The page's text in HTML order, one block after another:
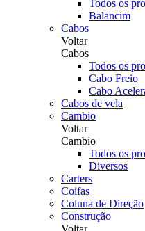
Todos os
Balancim
Cabos
Voltar
Cabos
Todos os
Cabo Freio
Cabo
Cabos de vela
Cambio
Voltar
Cambio
Todos os
Diversos
Carters
Coifas
Coluna de Direção
Construção
Voltar